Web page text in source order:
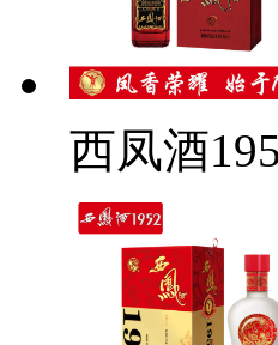
西凤酒